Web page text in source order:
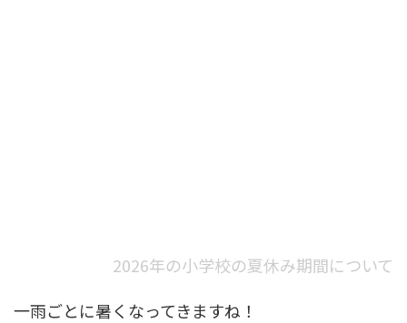
2026年の小学校の夏休み期間について
一雨ごとに暑くなってきますね！